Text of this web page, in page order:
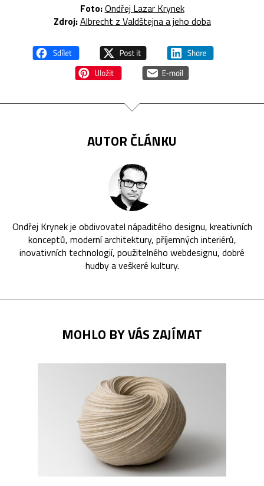
Foto:Ondřej Lazar Krynek
Zdroj:Albrecht z Valdštejna a jeho doba
AUTOR ČLÁNKU
Ondřej Krynek je obdivovatel nápaditého designu, kreativních
konceptů, moderní architektury, příjemných interiérů,
inovativních technologií, použitelného webdesignu, dobré
hudby a veškeré kultury.
MOHLO BY VÁS ZAJÍMAT